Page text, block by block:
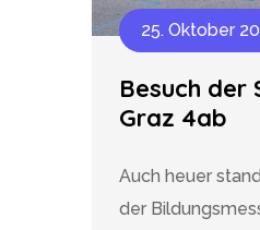
25. Oktober
Besuch der
Graz 4ab
Auch heuer
der